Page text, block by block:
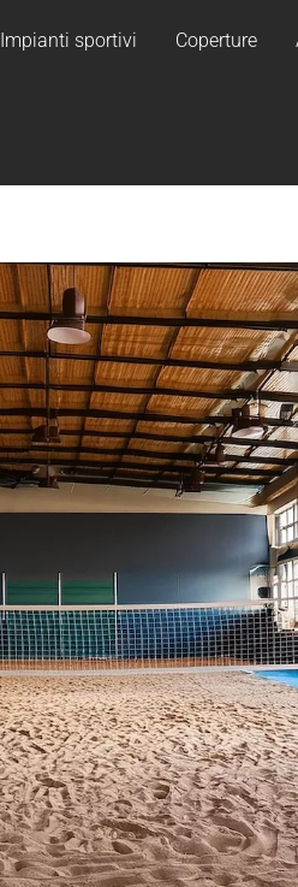
Impianti sportivi Coperture